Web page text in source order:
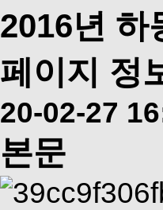
2016년 하
페이지 정
20-02-27
본문